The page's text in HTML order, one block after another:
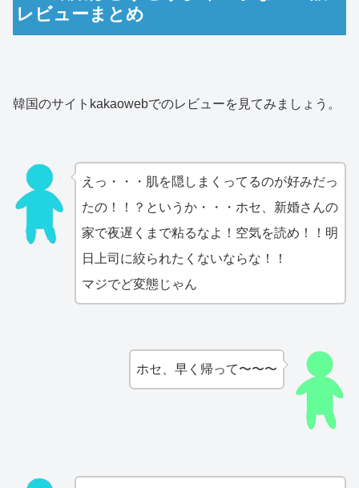
レビューまとめ
韓国のサイトkakaowebでのレビューを見てみましょう。
えっ・・・肌を隠しまくってるのが好みだっ
たの！！？というか・・・ホセ、新婚さんの
家で夜遅くまで粘るなよ！空気を読め！！明
日上司に絞られたくないならな！！
マジでど変態じゃん
ホセ、早く帰って〜〜〜